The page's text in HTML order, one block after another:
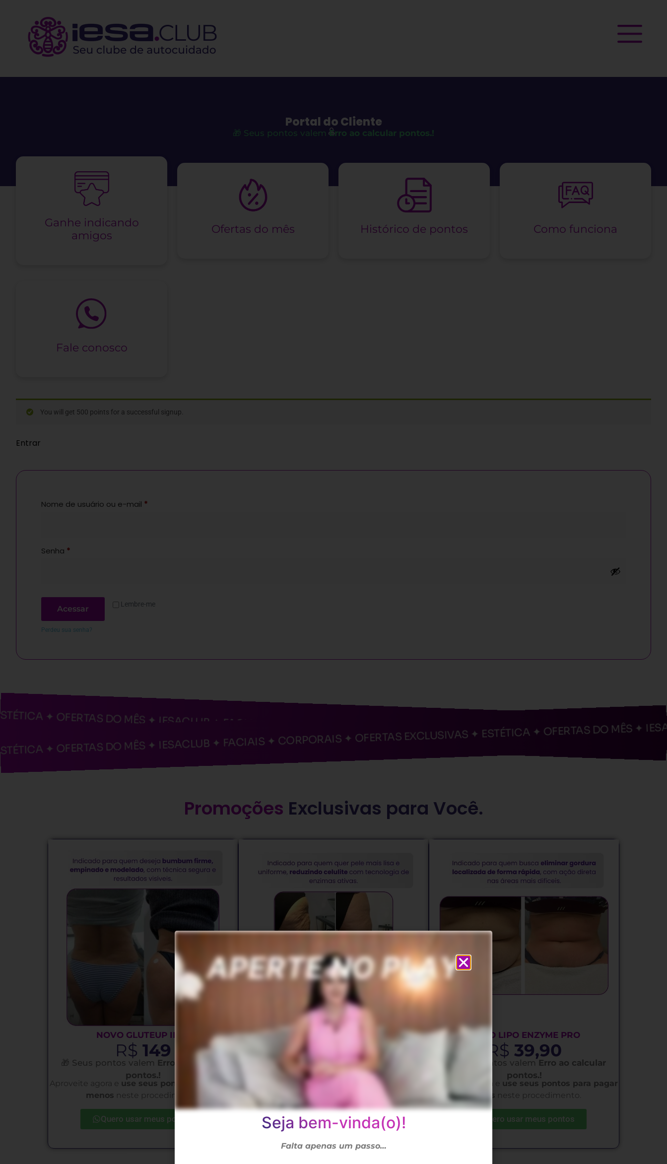
Portal do Cliente
🎁 Seus pontos valemErro ao calcular pontos.!
Ganhe indicando
amigos
Ofertas do mês Histórico de pontos Como funciona
Fale conosco
You will get 500 points for a successful signup.
Entrar
Nome de usuário ou e-mail *
Senha *
Lembre-me
Acessar
Perdeu sua senha?
DO MÊS ✦ IESACLUB ✦ FACIAIS ✦ CORPORAIS ✦ OFERTAS EXCLUSIVAS ✦ ESTÉTICA ✦ OFERTAS DO MÊS ✦
DO MÊS ✦ IESACLUB ✦ FACIAIS ✦ CORPORAIS ✦ OFERTAS EXCLUSIVAS ✦ ESTÉTICA ✦ OFERTAS DO MÊS ✦
Promoções Exclusivas para Você.
NOVO GLUTEUP IESA
R$ 149
🎁 Seus pontos valem Erro ao calcular
pontos.!
Aproveite agora e use seus pontos para pagar
menos neste procedimento.
Quero usar meus pontos
NOVO CELLUZYME EFFECT
R$39,90
🎁 Seus pontos valemErro ao calcular
pontos.!
Aproveite agora euse seus pontos para pagar
neste procedimento.
Quero usar meus pontos
NOVO LIPO ENZYME PRO
R$ 39,90
🎁 Seus pontos valem Erro ao calcular
pontos.!
Aproveite agora e use seus pontos para pagar
menos neste procedimento.
Quero usar meus pontos
Seja bem-vinda(o)!
Falta apenas um passo…